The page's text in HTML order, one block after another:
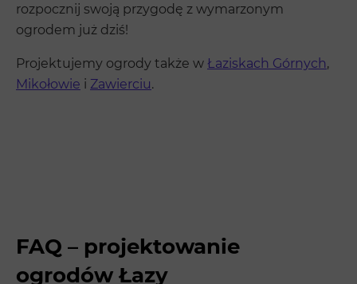
rozpocznij swoją przygodę z wymarzonym
ogrodem już dziś!
Projektujemy ogrody także w Łaziskach Górnych,
Mikołowie i Zawierciu.
FAQ – projektowanie
ogrodów Łazy